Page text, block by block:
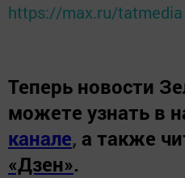
https://max.ru/tatmedia
Теперь новости
можете узнать в
канале, а также
«Дзен».